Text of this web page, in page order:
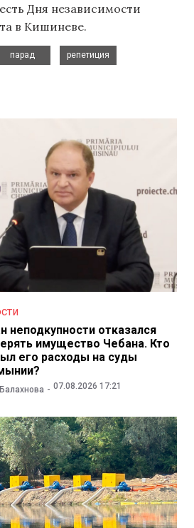
Дня независимости
в Кишиневе.
парад
репетиция
неподкупности отказался
имущество Чебана. Кто
его расходы на суды
07.08.2026 17:21